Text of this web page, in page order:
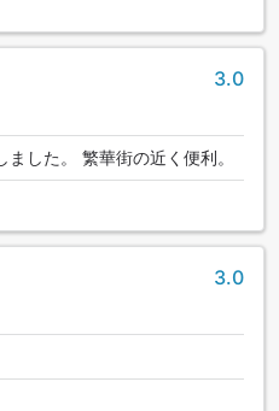
3.0
した。 繁華街の近く便利。
3.0